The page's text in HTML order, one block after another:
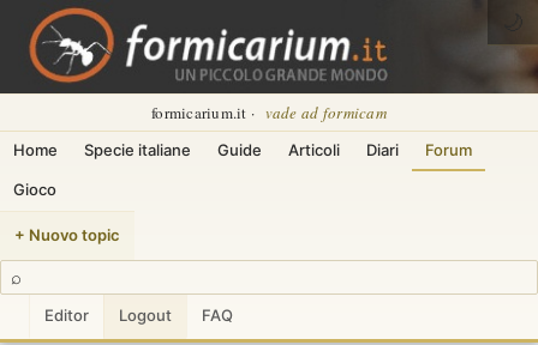
formicarium.it · vade ad formicam
Home Specie italiane Guide Articoli Diari Forum
Gioco
+ Nuovo topic
⌕
Editor Logout FAQ
🌙